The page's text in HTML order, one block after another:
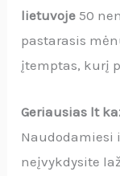
lietuvoje 50
pastarasis
įtemptas, kurį
Geriausias lt
Naudodamiesi
neįvykdysite